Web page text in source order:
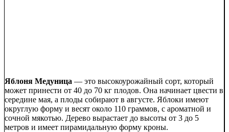
Яблоня Медуница — это высокоурожайный сорт, который
может принести от 40 до 70 кг плодов. Она начинает цвести в
середине мая, а плоды собирают в августе. Яблоки имеют
округлую форму и весят около 110 граммов, с ароматной и
сочной мякотью. Дерево вырастает до высоты от 3 до 5
метров и имеет пирамидальную форму кроны.